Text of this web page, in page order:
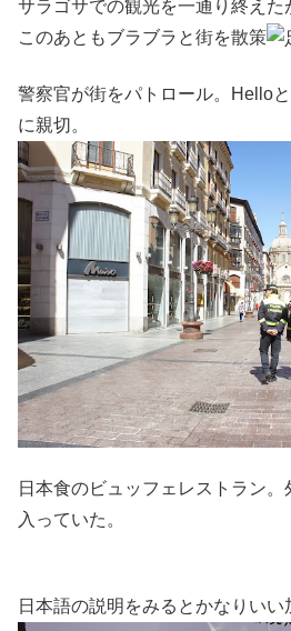
サラゴサでの観光を一通り終え
このあともブラブラと街を散策
警察官が街をパトロール。Hello
に親切。
日本食のビュッフェレストラン
入っていた。
日本語の説明をみるとかなりいい